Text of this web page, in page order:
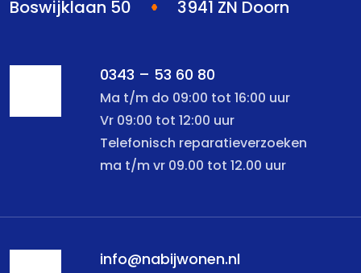
Boswijklaan 50 3941 ZN Doorn
0343 – 53 60 80
Ma t/m do 09:00 tot 16:00 uur
Vr 09:00 tot 12:00 uur
Telefonisch reparatieverzoeken
ma t/m vr 09.00 tot 12.00 uur
info@nabijwonen.nl